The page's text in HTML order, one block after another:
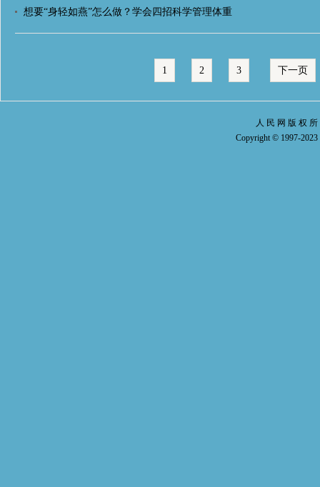
想要“身轻如燕”怎么做？学会四招科学管理体重
1 2 3 下一页
人 民 网 版 权
Copyright © 1997-2023